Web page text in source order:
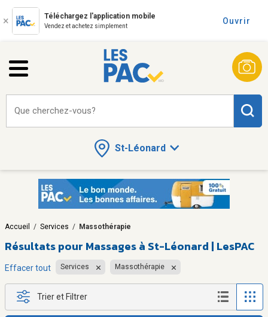
Téléchargez l'application mobile
Vendez et achetez simplement
Ouvrir
St-Léonard
Que cherchez-vous?
Accueil / Services / Massothérapie
Résultats pour Massages à St-Léonard | LesPAC
Effacer tout Services Massothérapie
Trier et Filtrer